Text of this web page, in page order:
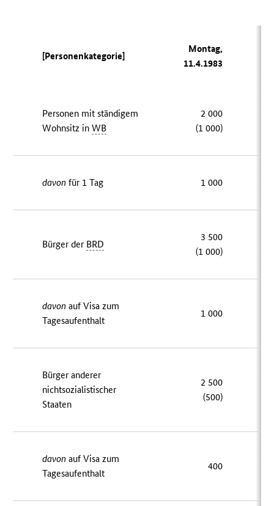
[Personenkategorie]
Montag,
11.4.1983
Personen mit ständigem
Wohnsitz inWB
2 000
(1 000)
davon für 1 Tag 1 000
Bürger der BRD
3 500
(1 000)
davon auf Visa zum
Tagesaufenthalt
1 000
Bürger anderer
nichtsozialistischer
Staaten
2 500
(500)
davon auf Visa zum
Tagesaufenthalt
400